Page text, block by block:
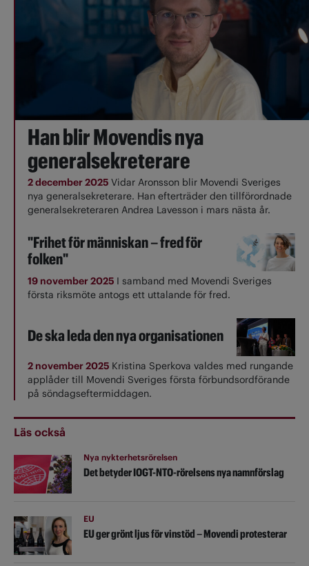
Han blir Movendis nya
generalsekreterare
2 december 2025 Vidar Aronsson blir Movendi Sveriges
nya generalsekreterare. Han efterträder den tillförordnade
generalsekreteraren Andrea Lavesson i mars nästa år.
"Frihet för människan – fred för
folken"
19 november 2025 I samband med Movendi Sveriges
första riksmöte antogs ett uttalande för fred.
De ska leda den nya organisationen
2 november 2025 Kristina Sperkova valdes med rungande
applåder till Movendi Sveriges första förbundsordförande
på söndagseftermiddagen.
Läs också
Nya nykterhetsrörelsen
Det betyder IOGT-NTO-rörelsens nya namnförslag
EU
EU ger grönt ljus för vinstöd – Movendi protesterar